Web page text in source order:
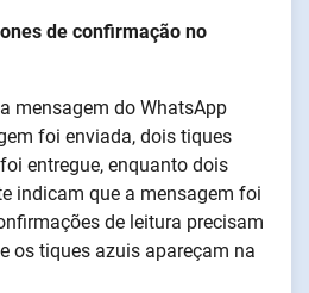
de confirmação no
mensagem do WhatsApp
foi enviada, dois tiques
entregue, enquanto dois
indicam que a mensagem foi
de leitura precisam
os tiques azuis apareçam na